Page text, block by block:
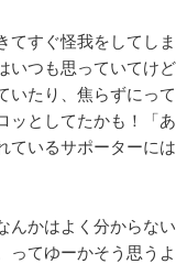
てすぐ怪我をしてし
いつも思っていてけ
いたり、焦らずにっ
としてたかも！「
ているサポーターに
んかはよく分からな
ってゆーかそう思う